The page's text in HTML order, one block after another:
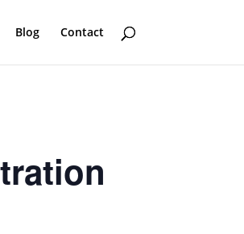
Blog Contact